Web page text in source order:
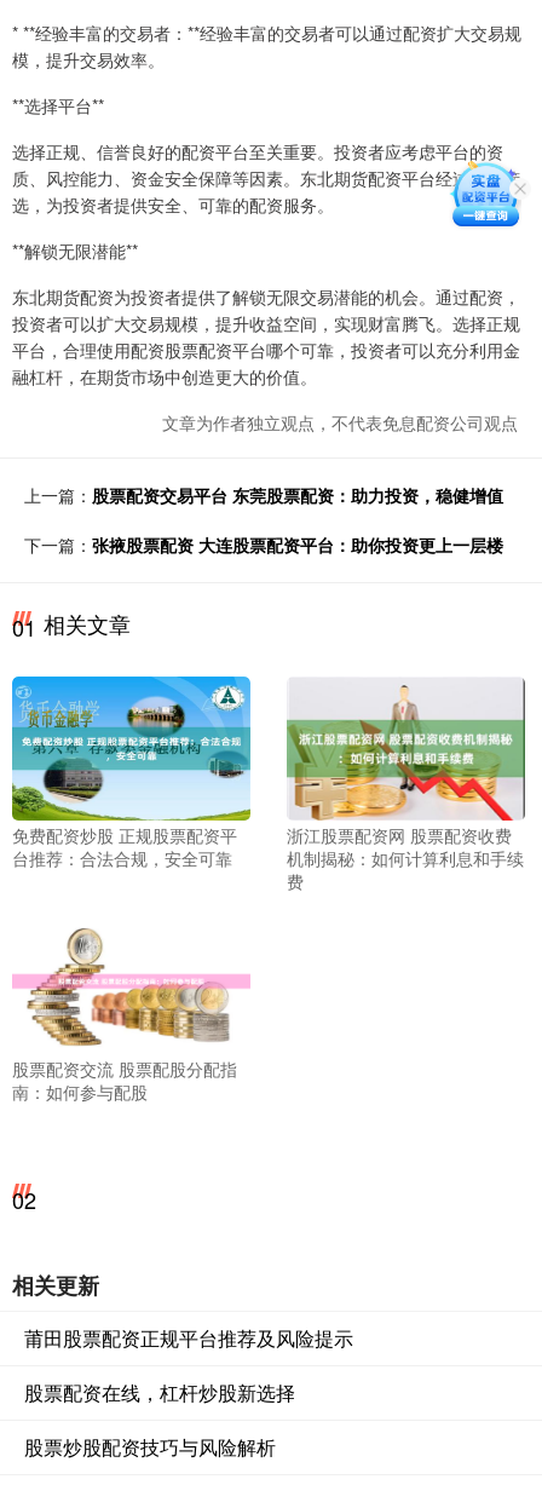
* **经验丰富的交易者：**经验丰富的交易者可以通过配资扩大交易规
模，提升交易效率。
**选择平台**
选择正规、信誉良好的配资平台至关重要。投资者应考虑平台的资
质、风控能力、资金安全保障等因素。东北期货配资平台经过严格筛
选，为投资者提供安全、可靠的配资服务。
**解锁无限潜能**
东北期货配资为投资者提供了解锁无限交易潜能的机会。通过配资，
投资者可以扩大交易规模，提升收益空间，实现财富腾飞。选择正规
平台，合理使用配资股票配资平台哪个可靠，投资者可以充分利用金
融杠杆，在期货市场中创造更大的价值。
文章为作者独立观点，不代表免息配资公司观点
上一篇： 股票配资交易平台 东莞股票配资：助力投资，稳健增值
下一篇： 张掖股票配资 大连股票配资平台：助你投资更上一层楼
01 相关文章
免费配资炒股 正规股票配资平
台推荐：合法合规，安全可靠
浙江股票配资网 股票配资收费
机制揭秘：如何计算利息和手续
费
股票配资交流 股票配股分配指
南：如何参与配股
02
相关更新
莆田股票配资正规平台推荐及风险提示
股票配资在线，杠杆炒股新选择
股票炒股配资技巧与风险解析